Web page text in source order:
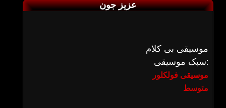
عزیز جون
موسیقی بی کلام
سبک موسیقی:
موسیقی فولکلور
متوسط